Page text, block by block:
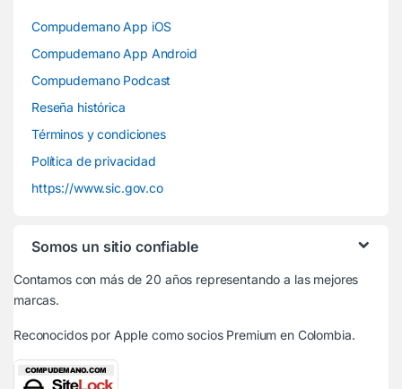
Compudemano App iOS
Compudemano App Android
Compudemano Podcast
Reseña histórica
Términos y condiciones
Política de privacidad
https://www.sic.gov.co
Somos un sitio confiable
Contamos con más de 20 años representando a las mejores
marcas.
Reconocidos por Apple como socios Premium en Colombia.